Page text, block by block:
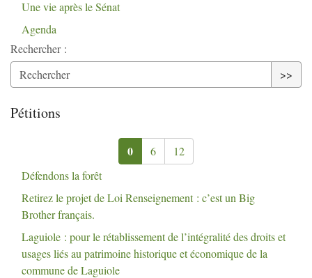
Une vie après le Sénat
Agenda
Rechercher :
>>
Pétitions
0 6
12
Défendons la forêt
Retirez le projet de Loi Renseignement : c’est un Big
Brother français.
Laguiole : pour le rétablissement de l’intégralité des droits et
usages liés au patrimoine historique et économique de la
commune de Laguiole